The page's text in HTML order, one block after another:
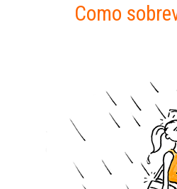
Como